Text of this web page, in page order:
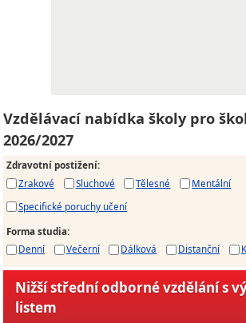
Vzdělávací nabídka školy pro
2026/2027
Zdravotní postižení:
Zrakové
Sluchové Tělesné
Mentální
Specifické poruchy učení
Forma studia:
Denní
Večerní Dálková Distanční
Nižší střední odborné vzdělání s
listem